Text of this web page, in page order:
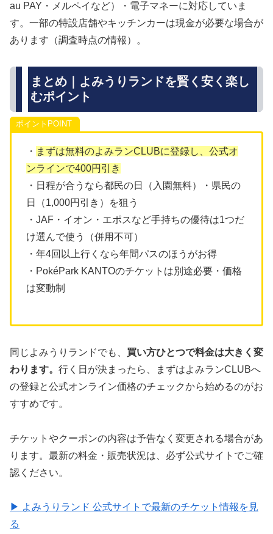
au PAY・メルペイなど）・電子マネーに対応していま
す。一部の特設店舗やキッチンカーは現金が必要な場合が
あります（調査時点の情報）。
まとめ｜よみうりランドを賢く安く楽し
むポイント
ポイント
・ まずは無料のよみランCLUBに登録し、公式オ
ンラインで400円引き
・日程が合うなら都民の日（入園無料）・県民の
日（1,000円引き）を狙う
・JAF・イオン・エポスなど手持ちの優待は1つだ
け選んで使う（併用不可）
・年4回以上行くなら年間パスのほうがお得
・PokéPark KANTOのチケットは別途必要・価格
は変動制
同じよみうりランドでも、 買い方ひとつで料金は大きく変
わります。 行く日が決まったら、まずはよみランCLUBへ
の登録と公式オンライン価格のチェックから始めるのがお
すすめです。
チケットやクーポンの内容は予告なく変更される場合があ
ります。最新の料金・販売状況は、必ず公式サイトでご確
認ください。
▶ よみうりランド 公式サイトで最新のチケット情報を見
る